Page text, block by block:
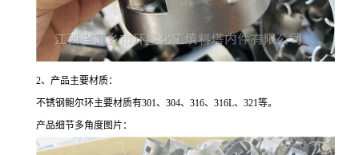
2、产品主要材质：
不锈钢鲍尔环主要材质有301、304、316、316L、321等。
产品细节多角度图片：